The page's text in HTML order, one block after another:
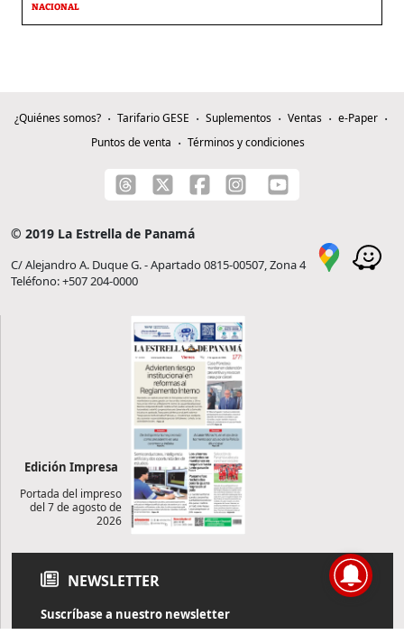
NACIONAL
¿Quiénes somos? Tarifario GESE Suplementos Ventas
e-Paper
Puntos de venta
Términos y condiciones
© 2019 La Estrella de Panamá
C/ Alejandro A. Duque G. - Apartado 0815-00507, Zona 4
Teléfono: +507 204-0000
Edición Impresa
Portada del impreso
del 7 de agosto de
2026
NEWSLETTER
Suscríbase a nuestro newsletter
Reciba diariamente información de actualidad directamente en